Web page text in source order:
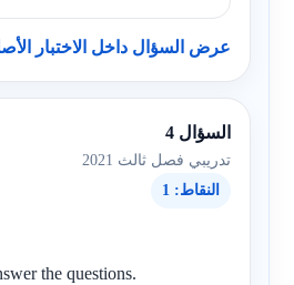
عرض السؤال داخل الاختبار
السؤال 4
تدريبي فصل ثالث 2021
النقاط: 1
the questions.